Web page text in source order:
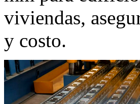
viviendas,
y costo.